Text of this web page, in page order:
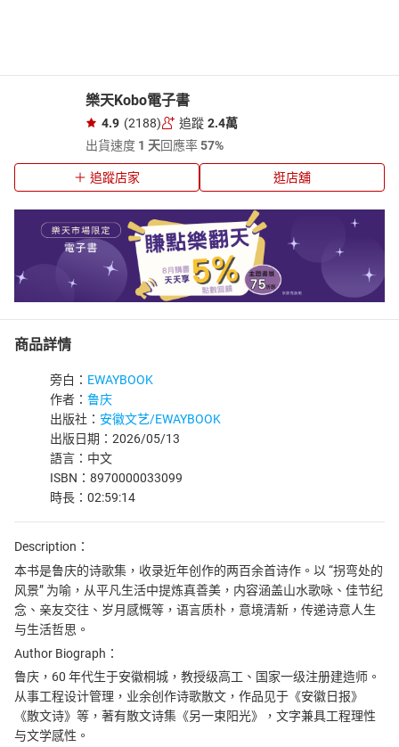
樂天Kobo電子書
4.9 (2188) 追蹤 2.4萬
出貨速度 1 天回應率57%
追蹤店家 逛店舖
商品詳情
旁白： EWAYBOOK
作者： 鲁庆
出版社： 安徽文艺/EWAYBOOK
出版日期：2026/05/13
語言：中文
ISBN：8970000033099
時長：02:59:14
Description：
本书是鲁庆的诗歌集，收录近年创作的两百余首诗作。以 “拐弯处的
风景” 为喻，从平凡生活中提炼真善美，内容涵盖山水歌咏、佳节纪
念、亲友交往、岁月感慨等，语言质朴，意境清新，传递诗意人生
与生活哲思。
Author Biograph：
鲁庆，60 年代生于安徽桐城，教授级高工、国家一级注册建造师。
从事工程设计管理，业余创作诗歌散文，作品见于《安徽日报》
《散文诗》等，著有散文诗集《另一束阳光》，文字兼具工程理性
与文学感性。